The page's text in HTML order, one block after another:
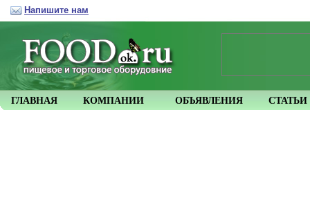
ГЛАВНАЯ КОМПАНИИ ОБЪЯВЛЕНИЯ СТАТЬИ
Напишите нам